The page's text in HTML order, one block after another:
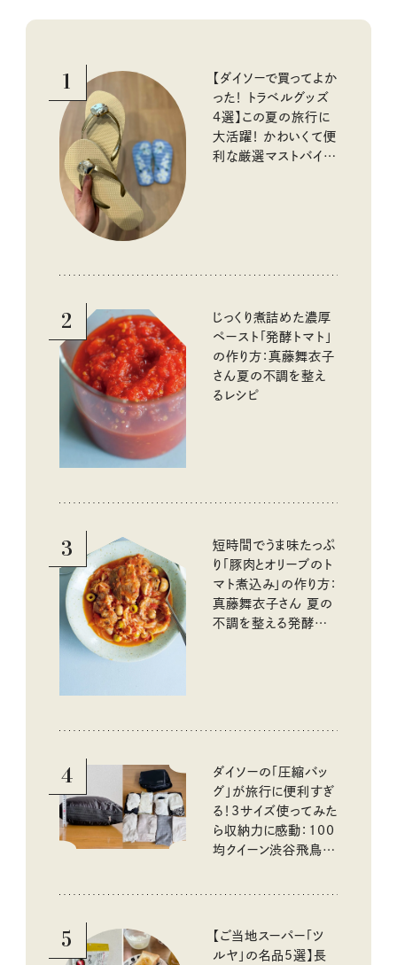
1
【ダイソーで買ってよか
った！ トラベルグッズ
4選】この夏の旅行に
大活躍！ かわいくて便
利な厳選マストバイア
2
じっくり煮詰めた濃厚
ペースト「発酵トマト」
の作り方：真藤舞衣子
さん夏の不調を整え
るレシピ
3
短時間でうま味たっぷ
り「豚肉とオリーブのト
マト煮込み」の作り方：
真藤舞衣子さん 夏の
不調を整える発酵レ
4
ダイソーの「圧縮バッ
グ」が旅行に便利すぎ
る！3サイズ使ってみた
ら収納力に感動：100
均クイーン渋谷飛鳥の
5
【ご当地スーパー「ツ
ルヤ」の名品5選】長